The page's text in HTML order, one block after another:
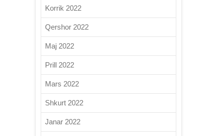
Korrik 2022
Qershor 2022
Maj 2022
Prill 2022
Mars 2022
Shkurt 2022
Janar 2022